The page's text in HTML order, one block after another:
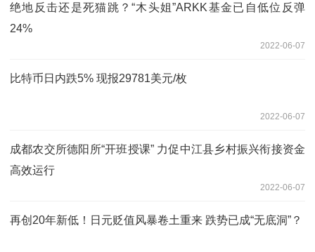
绝地反击还是死猫跳？“木头姐”ARKK基金已自低位反弹
24%
2022-06-07
比特币日内跌5% 现报29781美元/枚
2022-06-07
成都农交所德阳所“开班授课” 力促中江县乡村振兴衔接资金
高效运行
2022-06-07
再创20年新低！日元贬值风暴卷土重来 跌势已成“无底洞”？